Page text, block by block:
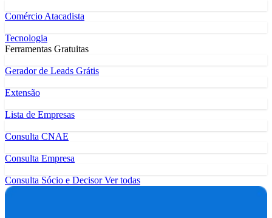
Comércio Atacadista
Tecnologia
Ferramentas Gratuitas
Gerador de Leads Grátis
Extensão
Lista de Empresas
Consulta CNAE
Consulta Empresa
Consulta Sócio e DecisorVer todas